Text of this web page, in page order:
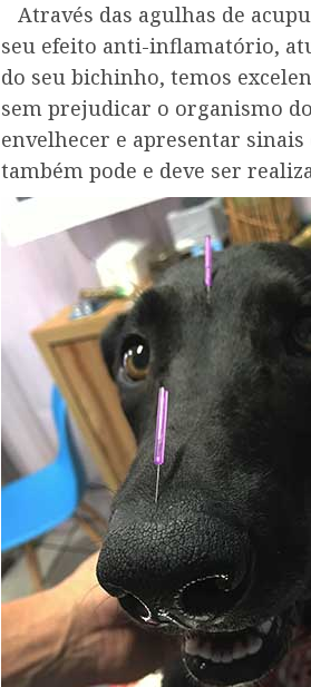
Através das agulhas de
seu efeito anti-inflamatório,
do seu bichinho, temos
sem prejudicar o organismo
envelhecer e apresentar
também pode e deve ser